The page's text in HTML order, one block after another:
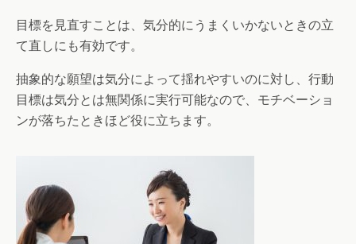
目標を見直すことは、気分的にうまくいかないときの立
て直しにも有効です。
抽象的な願望は気分によって揺れやすいのに対し、行動
目標は気分とは無関係に実行可能なので、モチベーショ
ンが落ちたときほど役に立ちます。